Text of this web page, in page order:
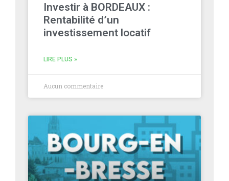
Investir à BORDEAUX :
Rentabilité d’un
investissement locatif
LIRE PLUS »
Aucun commentaire